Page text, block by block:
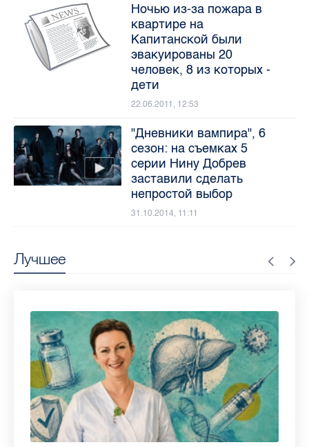
Лучшее
Ночью из-за пожара в
квартире на
Капитанской были
эвакуированы 20
человек, 8 из которых -
дети
22.06.2011, 12:53
"Дневники вампира", 6
сезон: на съемках 5
серии Нину Добрев
заставили сделать
непростой выбор
31.10.2014, 11:11